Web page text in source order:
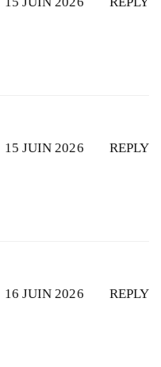
REPLY
15 JUIN 2026
REPLY
16 JUIN 2026